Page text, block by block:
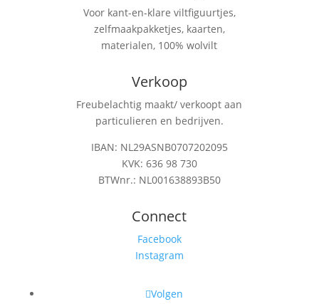
Voor kant-en-klare viltfiguurtjes,
zelfmaakpakketjes, kaarten,
materialen, 100% wolvilt
Verkoop
Freubelachtig maakt/ verkoopt aan
particulieren en bedrijven.
IBAN: NL29ASNB0707202095
KVK: 636 98 730
BTWnr.: NL001638893B50
Connect
Facebook
Instagram
Volgen